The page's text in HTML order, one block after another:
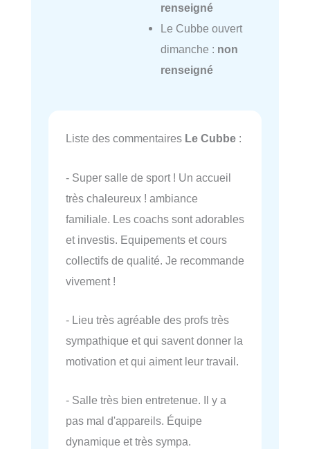
renseigné
Le Cubbe ouvert
dimanche : non
renseigné
Liste des commentaires Le Cubbe :
- Super salle de sport ! Un accueil
très chaleureux ! ambiance
familiale. Les coachs sont adorables
et investis. Equipements et cours
collectifs de qualité. Je recommande
vivement !
- Lieu très agréable des profs très
sympathique et qui savent donner la
motivation et qui aiment leur travail.
- Salle très bien entretenue. Il y a
pas mal d'appareils. Équipe
dynamique et très sympa.